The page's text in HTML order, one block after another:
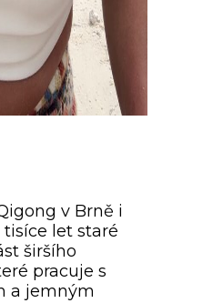
v Brně i
let staré
širšího
pracuje s
a jemným